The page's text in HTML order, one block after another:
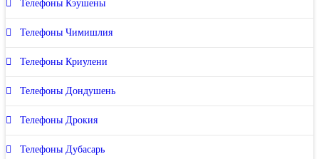
Телефоны Кэушены
Телефоны Чимишлия
Телефоны Криулени
Телефоны Дондушень
Телефоны Дрокия
Телефоны Дубасарь